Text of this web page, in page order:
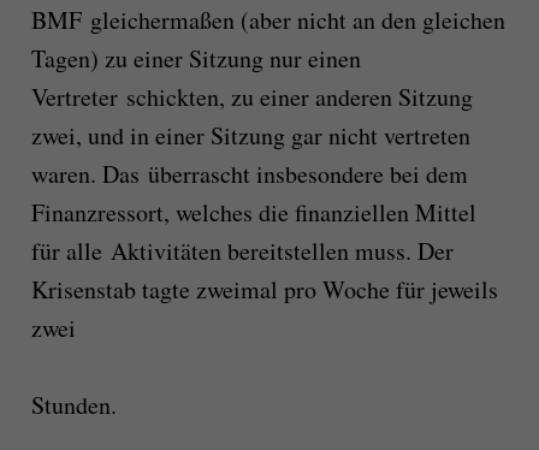
BMF gleichermaßen (aber nicht an den gleichen
Tagen) zu einer Sitzung nur einen
Vertreter schickten, zu einer anderen Sitzung
zwei, und in einer Sitzung gar nicht vertreten
waren. Das überrascht insbesondere bei dem
Finanzressort, welches die finanziellen Mittel
für alle Aktivitäten bereitstellen muss. Der
Krisenstab tagte zweimal pro Woche für jeweils
zwei
Stunden.